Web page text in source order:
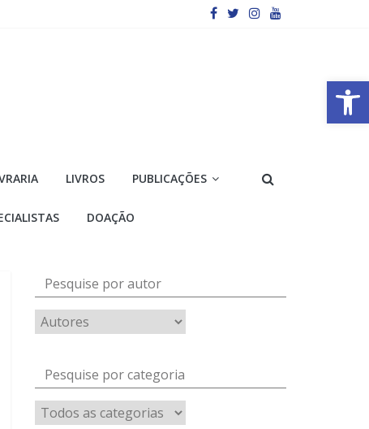
Barra de Ferramentas Aberta
LIVROS PUBLICAÇÕES
DOAÇÃO
Pesquise por autor
Pesquise por categoria